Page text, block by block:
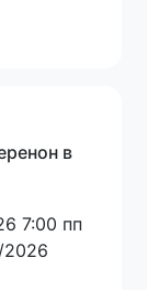
в
7:00 пп